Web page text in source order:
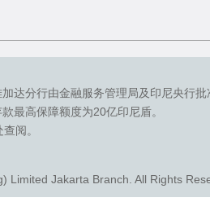
达分行由金融服务管理局及印尼央行
最高保障额度为20亿印尼盾。
查阅。
Limited Jakarta Branch. All Rights